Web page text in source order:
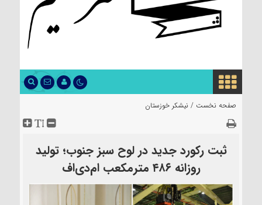
صفحه نخست / نیشکر خوزستان
ثبت رکورد جدید در لوح سبز جنوب؛ تولید
روزانه ۴۸۶ مترمکعب ام‌دی‌اف